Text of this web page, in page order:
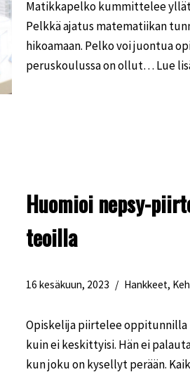
Matikkapelko kummittelee
Pelkkä ajatus matematiikan
hikoamaan. Pelko voi juontua
peruskoulussa on ollut… Lue
Huomioi nepsy-
teoilla
16 kesäkuun, 2023 Hankkeet,
Opiskelija piirtelee oppitunnilla
kuin ei keskittyisi. Hän ei
kun joku on kysellyt perään.